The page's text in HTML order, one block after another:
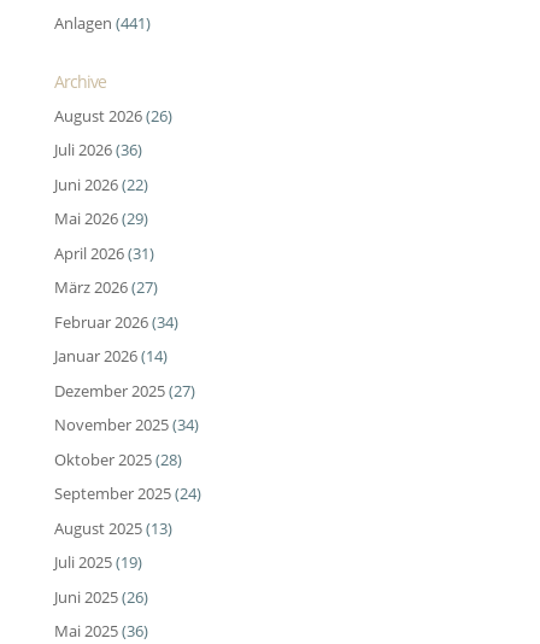
Anlagen (441)
Archive
August 2026(26)
Juli 2026(36)
Juni 2026(22)
Mai 2026(29)
April 2026(31)
März 2026(27)
Februar 2026(34)
Januar 2026(14)
Dezember 2025(27)
November 2025(34)
Oktober 2025(28)
September 2025(24)
August 2025(13)
Juli 2025(19)
Juni 2025(26)
Mai 2025(36)